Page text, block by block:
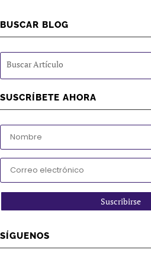
BUSCAR BLOG
SUSCRÍBETE AHORA
Suscribirse
SÍGUENOS